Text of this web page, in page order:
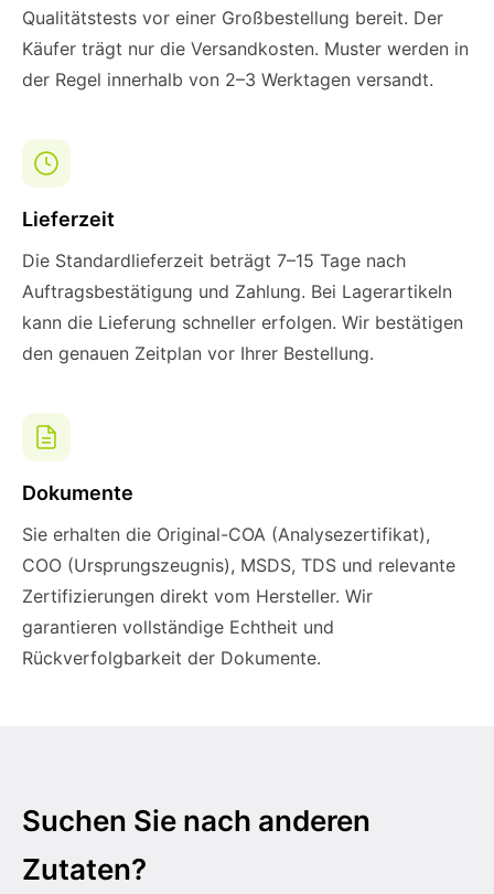
Qualitätstests vor einer Großbestellung bereit. Der
Käufer trägt nur die Versandkosten. Muster werden in
der Regel innerhalb von 2–3 Werktagen versandt.
Lieferzeit
Die Standardlieferzeit beträgt 7–15 Tage nach
Auftragsbestätigung und Zahlung. Bei Lagerartikeln
kann die Lieferung schneller erfolgen. Wir bestätigen
den genauen Zeitplan vor Ihrer Bestellung.
Dokumente
Sie erhalten die Original-COA (Analysezertifikat),
COO (Ursprungszeugnis), MSDS, TDS und relevante
Zertifizierungen direkt vom Hersteller. Wir
garantieren vollständige Echtheit und
Rückverfolgbarkeit der Dokumente.
Suchen Sie nach anderen
Zutaten?